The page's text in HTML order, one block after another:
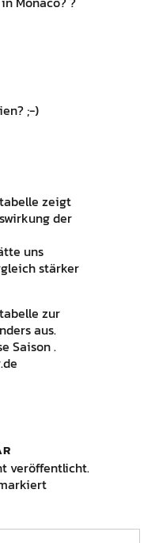
;-)
zeigt
der
uns
stärker
zur
aus.
Saison .
veröffentlicht.